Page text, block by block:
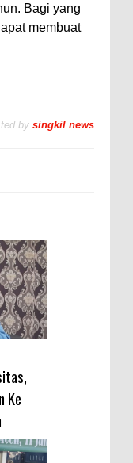
Bagi yang
membuat
by singkil news
Ke